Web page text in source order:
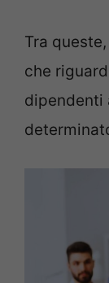
Tra
che
dipendenti